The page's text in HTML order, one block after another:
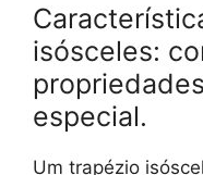
isósceles:
especial.
Um trapézio